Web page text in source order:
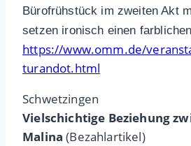
Bürofrühstück im zweiten Akt
setzen ironisch einen
https://www.omm.de/
turandot.html
Schwetzingen
Vielschichtige Beziehung
Malina (Bezahlartikel)